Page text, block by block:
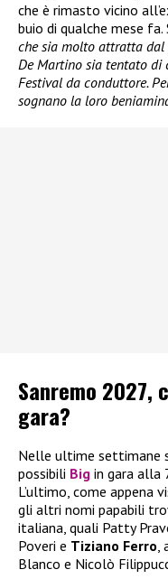
che è rimasto vicino
buio di qualche mese fa.
che sia molto attratta dal
De Martino sia tentato di
Festival da conduttore.
sognano la loro
Sanremo 2027,
gara?
Nelle ultime settimane
possibili Big in gara alla
L’ultimo, come appena
gli altri nomi papabili
italiana, quali Patty
Poveri e Tiziano Ferro
Blanco e Nicolò